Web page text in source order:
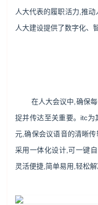
人大代表的履职活力,推
人大建设提供了数字化、
在人大会议中,确保
捉并传达至关重要。itc
元,确保会议语音的清晰
采用一体化设计,可一键
灵活便捷,简单易用,轻松解